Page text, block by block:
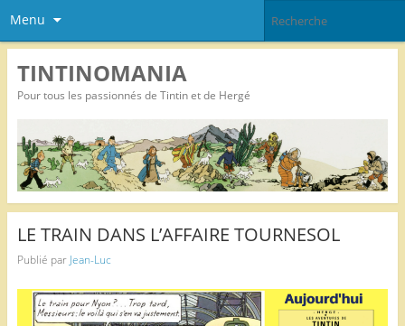
Menu
TINTINOMANIA
Pour tous les passionnés de Tintin et de Hergé
LE TRAIN DANS L’AFFAIRE TOURNESOL
Publié par Jean-Luc